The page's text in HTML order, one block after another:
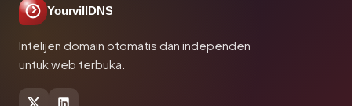
YourvillDNS
Intelijen domain otomatis dan independen
untuk web terbuka.